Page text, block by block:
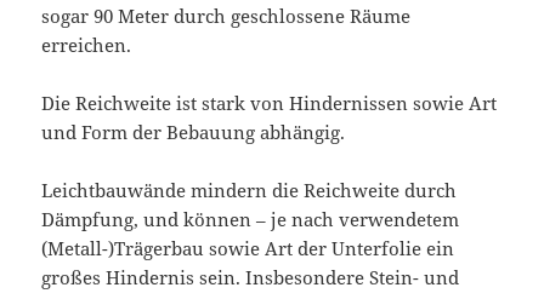
sogar 90 Meter durch geschlossene Räume
erreichen.
Die Reichweite ist stark von Hindernissen sowie Art
und Form der Bebauung abhängig.
Leichtbauwände mindern die Reichweite durch
Dämpfung, und können – je nach verwendetem
(Metall-)Trägerbau sowie Art der Unterfolie ein
großes Hindernis sein. Insbesondere Stein- und